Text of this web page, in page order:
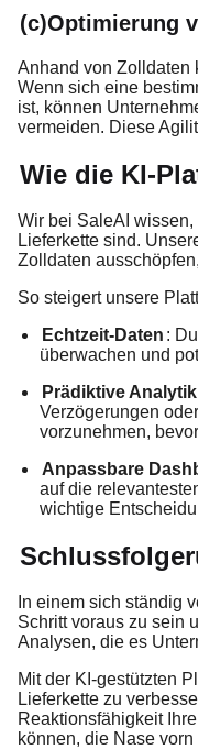
(c)Optimierung
Anhand von Zolldaten
Wenn sich eine
ist, können
vermeiden. Diese
Wie die KI-
Wir bei SaleAI
Lieferkette sind.
Zolldaten
So steigert unsere
Echtzeit-Daten :
überwachen und
Prädiktive Analytik
Verzögerungen
vorzunehmen,
Anpassbare
auf die
wichtige
In einem sich ständig
Schritt voraus zu sein
Analysen, die es
Mit der KI-gestützten
Lieferkette zu
Reaktionsfähigkeit
können, die Nase vorn